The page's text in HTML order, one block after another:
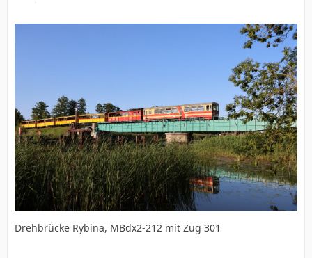
Drehbrücke Rybina, MBdx2-212 mit Zug 301